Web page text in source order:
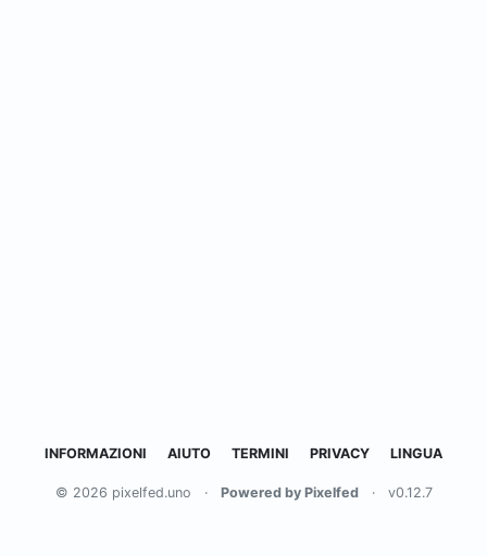
INFORMAZIONI AIUTO TERMINI PRIVACY LINGUA
© 2026 pixelfed.uno · Powered by Pixelfed · v0.12.7